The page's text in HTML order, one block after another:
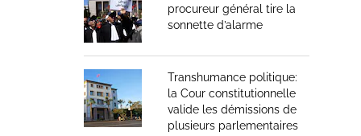
procureur général tire la
sonnette d’alarme
Transhumance politique:
la Cour constitutionnelle
valide les démissions de
plusieurs parlementaires